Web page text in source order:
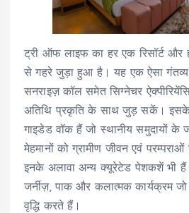
ट्री ऑफ लाइफ का हर एक रिसॉर्ट और
से गहरे जुड़ा हुआ है। यह एक ऐसा
सनराइज़ कॉल समेत सिग्नेचर
अतिथि प्रकृति के साथ जुड़ सकें। इसके
गाइडेड वॉक हैं जो स्थानीय समुदायों के
मेहमानों को ग्रामीण जीवन एवं
इनके अलावा अन्य क्यूरेटेड पेशकशें भी
जर्नीज़, पाक और कलात्मक कार्यक्रम
वृद्धि करते हैं।